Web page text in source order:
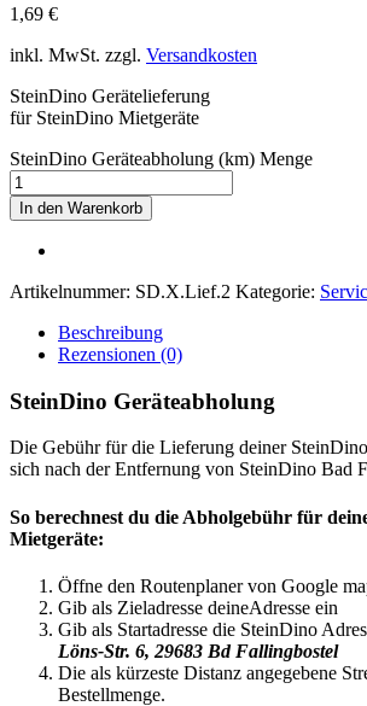
1,69 €
inkl. MwSt. zzgl. Versandkosten
SteinDino Gerätelieferung
für SteinDino Mietgeräte
SteinDino Geräteabholung (km) Menge
In den Warenkorb
Artikelnummer: SD.X.Lief.2 Kategorie:
Beschreibung
Rezensionen (0)
SteinDino Geräteabholung
Die Gebühr für die Lieferung deiner
sich nach der Entfernung von SteinDino Bad
So berechnest du die Abholgebühr für
Mietgeräte:
Öffne den Routenplaner von Google
Gib als Zieladresse deineAdresse ein
Gib als Startadresse die SteinDino
Löns-Str. 6, 29683 Bd Fallingbostel
Die als kürzeste Distanz angegebene
Bestellmenge.